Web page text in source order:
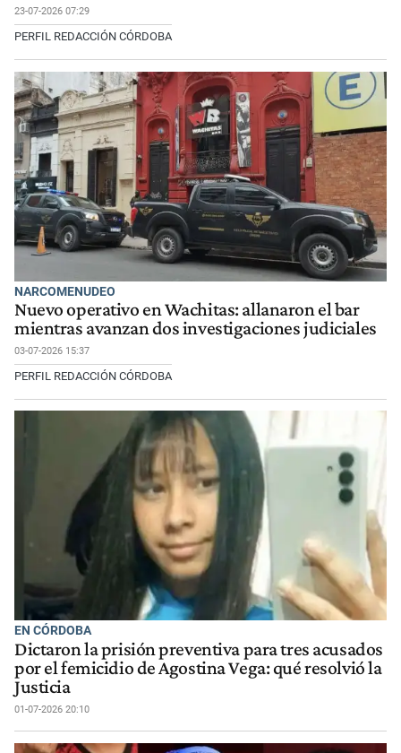
23-07-2026 07:29
PERFIL REDACCIÓN CÓRDOBA
NARCOMENUDEO
Nuevo operativo en Wachitas: allanaron el bar
mientras avanzan dos investigaciones judiciales
03-07-2026 15:37
PERFIL REDACCIÓN CÓRDOBA
EN CÓRDOBA
Dictaron la prisión preventiva para tres acusados
por el femicidio de Agostina Vega: qué resolvió la
Justicia
01-07-2026 20:10